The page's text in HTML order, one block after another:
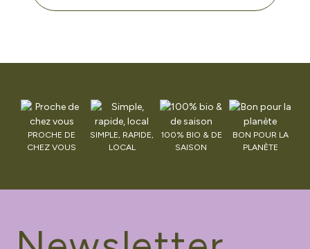
PROCHE DE
CHEZ VOUS
SIMPLE, RAPIDE,
LOCAL
100% BIO & DE
SAISON
BON POUR LA
PLANÈTE